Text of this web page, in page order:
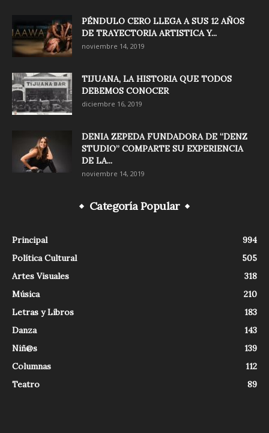
PÉNDULO CERO LLEGA A SUS 12 AÑOS
DE TRAYECTORIA ARTISTICA Y...
noviembre 14, 2019
TIJUANA, LA HISTORIA QUE TODOS
DEBEMOS CONOCER
diciembre 16, 2019
DENIA ZEPEDA FUNDADORA DE “DENZ
STUDIO” COMPARTE SU EXPERIENCIA
DE LA...
noviembre 14, 2019
Categoría Popular
Principal
994
Política Cultural
505
Artes Visuales
318
Música
210
Letras y Libros
183
Danza
143
Niñ@s
139
Columnas
112
Teatro
89